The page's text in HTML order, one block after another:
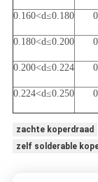
0.160<d≤0.180 0
0.180<d≤0.200 0
0.200<d≤0.224 0
0.224<d≤0.250 0
zachte koperdraad
zelf solderable